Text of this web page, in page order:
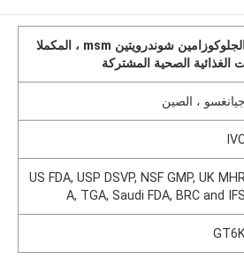
الجلوكوزامين شوندرويتين msm ، المكملا
الغذائية الصحية المشتركة
جيانغسو ، الصين
US FDA, USP DSVP, NSF GMP, UK MHR
A, TGA, Saudi FDA, BRC and IFS
GT6K